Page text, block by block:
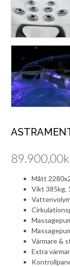
89.900,00
Mått
Vikt 385kg,
Värmare &
Extra